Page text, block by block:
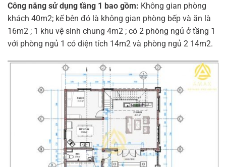
Công năng sử dụng tầng 1 bao gồm: Không gian phòng
khách 40m2; kế bên đó là không gian phòng bếp và ăn là
16m2 ; 1 khu vệ sinh chung 4m2 ; có 2 phòng ngủ ở tầng 1
với phòng ngủ 1 có diện tích 14m2 và phòng ngủ 2 14m2.